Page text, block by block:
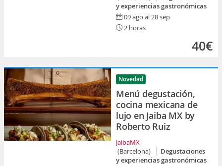
y experiencias gastronómicas
09 ago al 28 sep
2 horas
40€
Novedad
Menú degustación,
cocina mexicana de
lujo en Jaiba MX by
Roberto Ruiz
JaibaMX
(Barcelona)
Degustaciones
y experiencias gastronómicas